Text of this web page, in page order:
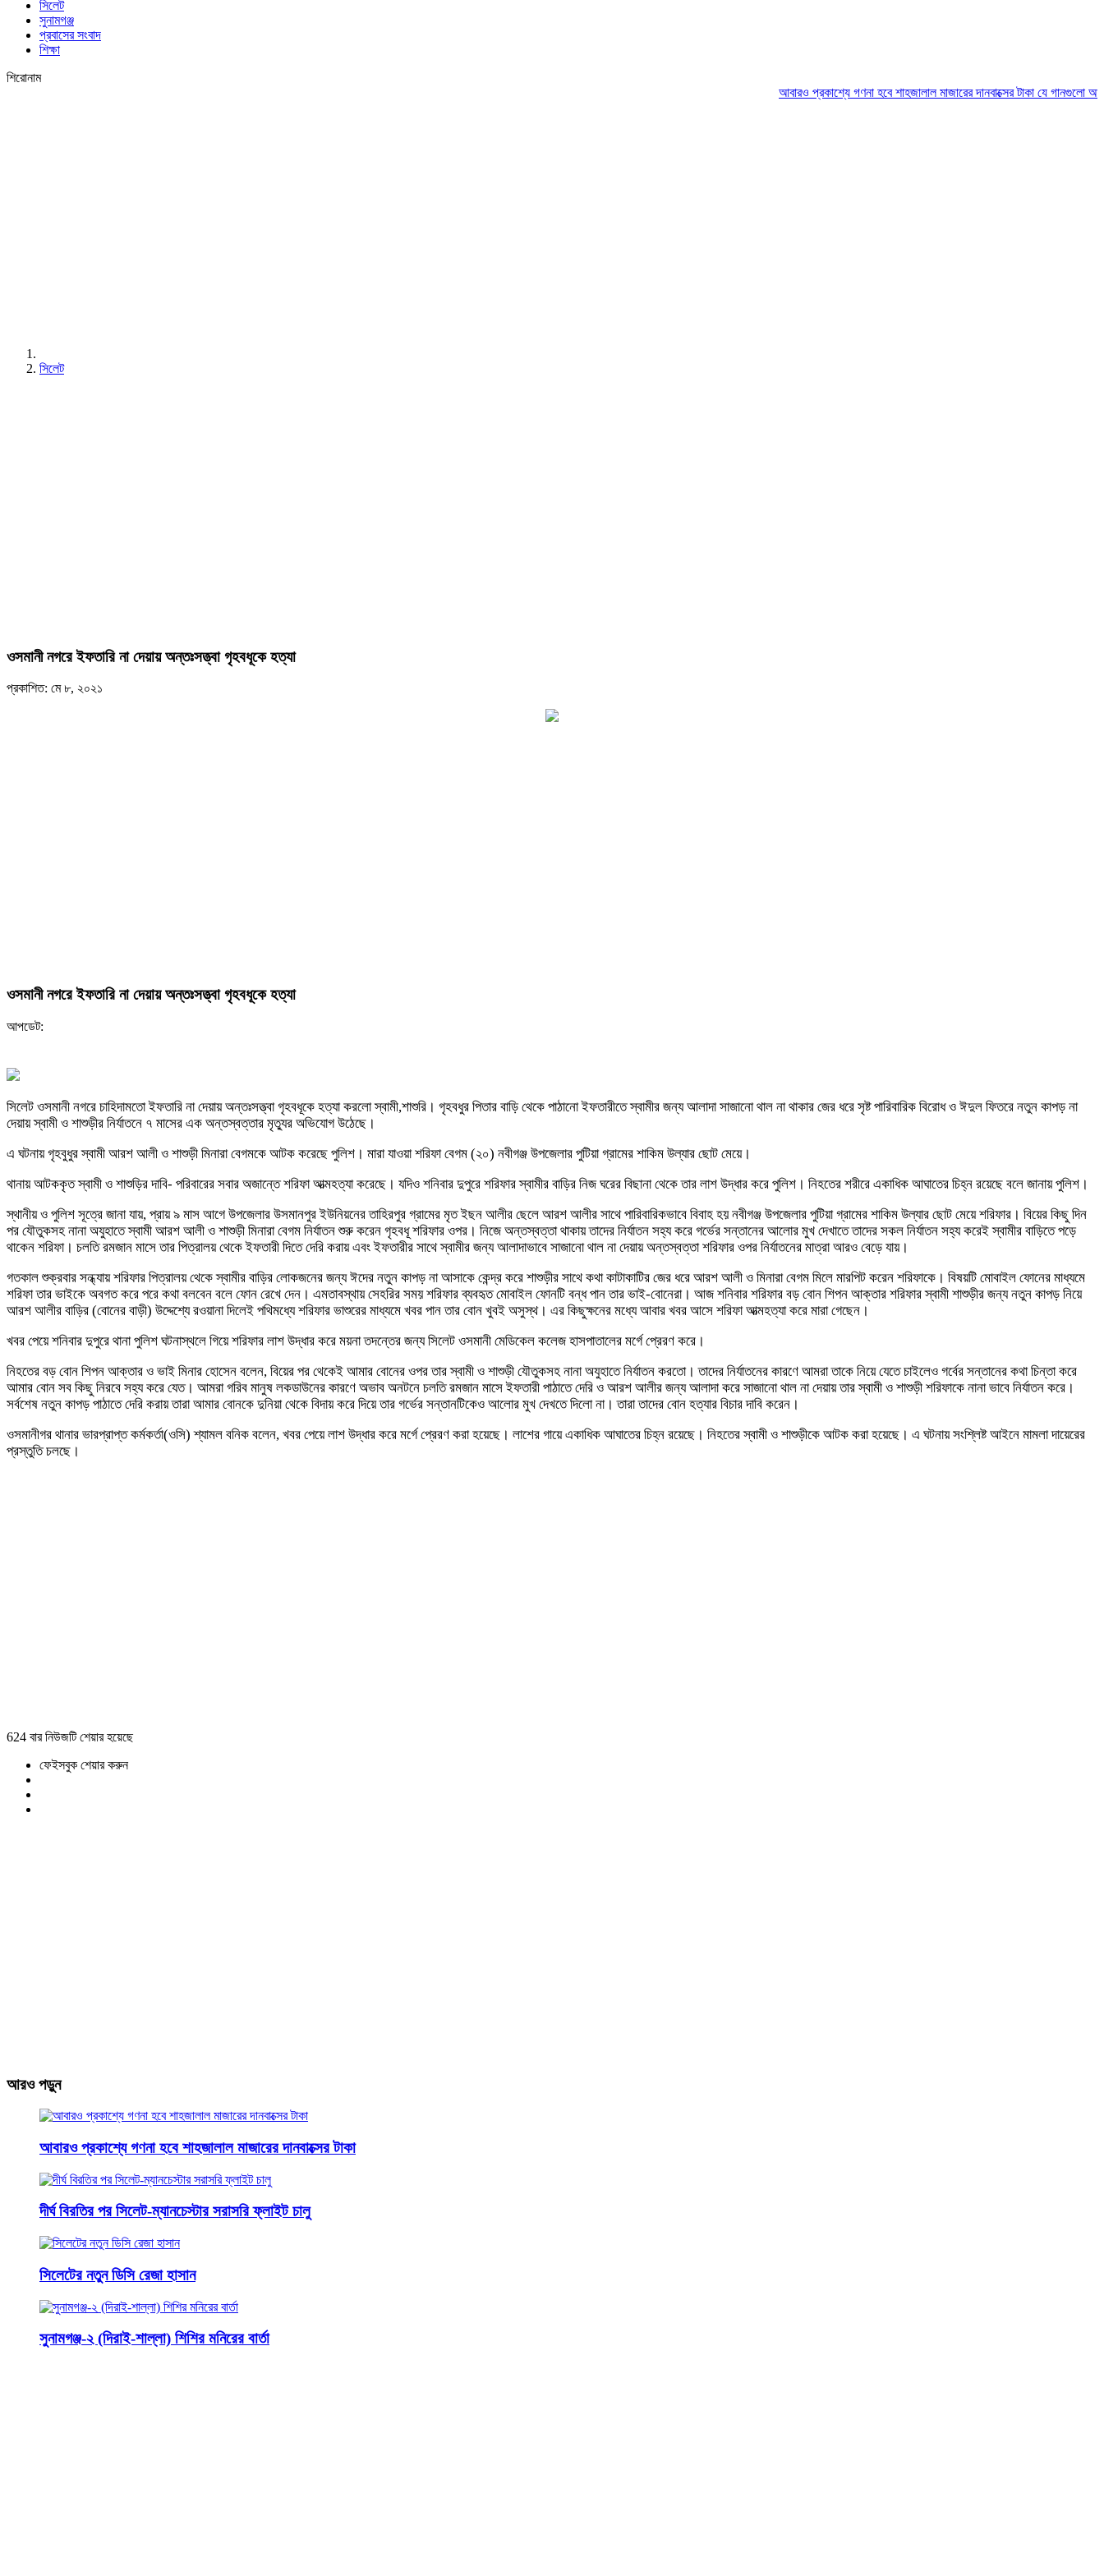
সিলেট
সুনামগঞ্জ
প্রবাসের সংবাদ
শিক্ষা
শিরোনাম
আবারও প্রকাশ্যে গণনা হবে শাহজালাল মাজারের দানবাক্সের টাকাযে গানগুলো আজও ফিরিয়ে
সিলেট
ওসমানী নগরে ইফতারি না দেয়ায় অন্তঃসত্ত্বা গৃহবধূকে হত্যা
প্রকাশিত: মে ৮, ২০২১
ওসমানী নগরে ইফতারি না দেয়ায় অন্তঃসত্ত্বা গৃহবধূকে হত্যা
আপডেট:
সিলেট ওসমানী নগরে চাহিদামতো ইফতারি না দেয়ায় অন্তঃসত্ত্বা গৃহবধূকে হত্যা করলো স্বামী,শাশুরি। গৃহবধুর পিতার বাড়ি থেকে পাঠানো ইফতারীতে স্বামীর জন্য আলাদা সাজানো থাল না থাকার জের ধরে সৃষ্ট পারিবারিক বিরোধ ও ঈদুল ফিতরে নতুন কাপড় না
দেয়ায় স্বামী ও শাশুড়ীর নির্যাতনে ৭ মাসের এক অন্তস্বত্তার মৃত্যুর অভিযোগ উঠেছে।
এ ঘটনায় গৃহবুধুর স্বামী আরশ আলী ও শাশুড়ী মিনারা বেগমকে আটক করেছে পুলিশ। মারা যাওয়া শরিফা বেগম (২০) নবীগঞ্জ উপজেলার পুটিয়া গ্রামের শাকিম উল্যার ছোট মেয়ে।
থানায় আটককৃত স্বামী ও শাশুড়ির দাবি- পরিবারের সবার অজান্তে শরিফা আত্মহত্যা করেছে। যদিও শনিবার দুপুরে শরিফার স্বামীর বাড়ির নিজ ঘরের বিছানা থেকে তার লাশ উদ্ধার করে পুলিশ। নিহতের শরীরে একাধিক আঘাতের চিহ্ন রয়েছে বলে জানায় পুলিশ।
স্থানীয় ও পুলিশ সূত্রে জানা যায়, প্রায় ৯ মাস আগে উপজেলার উসমানপুর ইউনিয়নের তাহিরপুর গ্রামের মৃত ইছন আলীর ছেলে আরশ আলীর সাথে পারিবারিকভাবে বিবাহ হয় নবীগঞ্জ উপজেলার পুটিয়া গ্রামের শাকিম উল্যার ছোট মেয়ে শরিফার। বিয়ের কিছু দিন
পর যৌতুকসহ নানা অযুহাতে স্বামী আরশ আলী ও শাশুড়ী মিনারা বেগম নির্যাতন শুরু করেন গৃহবধূ শরিফার ওপর। নিজে অন্তস্বত্তা থাকায় তাদের নির্যাতন সহ্য করে গর্ভের সন্তানের আলোর মুখ দেখাতে তাদের সকল নির্যাতন সহ্য করেই স্বামীর বাড়িতে পড়ে
থাকেন শরিফা। চলতি রমজান মাসে তার পিত্রালয় থেকে ইফতারী দিতে দেরি করায় এবং ইফতারীর সাথে স্বামীর জন্য আলাদাভাবে সাজানো থাল না দেয়ায় অন্তস্বত্তা শরিফার ওপর নির্যাতনের মাত্রা আরও বেড়ে যায়।
গতকাল শুক্রবার সন্ধ্যায় শরিফার পিত্রালয় থেকে স্বামীর বাড়ির লোকজনের জন্য ঈদের নতুন কাপড় না আসাকে কেন্দ্র করে শাশুড়ীর সাথে কথা কাটাকাটির জের ধরে আরশ আলী ও মিনারা বেগম মিলে মারপিট করেন শরিফাকে। বিষয়টি মোবাইল ফোনের মাধ্যমে
শরিফা তার ভাইকে অবগত করে পরে কথা বলবেন বলে ফোন রেখে দেন। এমতাবস্থায় সেহরির সময় শরিফার ব্যবহৃত মোবাইল ফোনটি বন্ধ পান তার ভাই-বোনেরা। আজ শনিবার শরিফার বড় বোন শিপন আক্তার শরিফার স্বামী শাশুড়ীর জন্য নতুন কাপড় নিয়ে
আরশ আলীর বাড়ির (বোনের বাড়ী) উদ্দেশ্যে রওয়ানা দিলেই পথিমধ্যে শরিফার ভাশুরের মাধ্যমে খবর পান তার বোন খুবই অসুস্থ। এর কিছুক্ষনের মধ্যে আবার খবর আসে শরিফা আত্মহত্যা করে মারা গেছেন।
খবর পেয়ে শনিবার দুপুরে থানা পুলিশ ঘটনাস্থলে গিয়ে শরিফার লাশ উদ্ধার করে ময়না তদন্তের জন্য সিলেট ওসমানী মেডিকেল কলেজ হাসপাতালের মর্গে প্রেরণ করে।
নিহতের বড় বোন শিপন আক্তার ও ভাই মিনার হোসেন বলেন, বিয়ের পর থেকেই আমার বোনের ওপর তার স্বামী ও শাশুড়ী যৌতুকসহ নানা অযুহাতে নির্যাতন করতো। তাদের নির্যাতনের কারণে আমরা তাকে নিয়ে যেতে চাইলেও গর্বের সন্তানের কথা চিন্তা করে
আমার বোন সব কিছু নিরবে সহ্য করে যেত। আমরা গরিব মানুষ লকডাউনের কারণে অভাব অনটনে চলতি রমজান মাসে ইফতারী পাঠাতে দেরি ও আরশ আলীর জন্য আলাদা করে সাজানো থাল না দেয়ায় তার স্বামী ও শাশুড়ী শরিফাকে নানা ভাবে নির্যাতন করে।
সর্বশেষ নতুন কাপড় পাঠাতে দেরি করায় তারা আমার বোনকে দুনিয়া থেকে বিদায় করে দিয়ে তার গর্ভের সন্তানটিকেও আলোর মুখ দেখতে দিলো না। তারা তাদের বোন হত্যার বিচার দাবি করেন।
ওসমানীগর থানার ভারপ্রাপ্ত কর্মকর্তা(ওসি) শ্যামল বনিক বলেন, খবর পেয়ে লাশ উদ্ধার করে মর্গে প্রেরণ করা হয়েছে। লাশের গায়ে একাধিক আঘাতের চিহ্ন রয়েছে। নিহতের স্বামী ও শাশুড়ীকে আটক করা হয়েছে। এ ঘটনায় সংশ্লিষ্ট আইনে মামলা দায়েরের
প্রস্তুতি চলছে।
624 বার নিউজটি শেয়ার হয়েছে
ফেইসবুক শেয়ার করুন
আরও পড়ুন
আবারও প্রকাশ্যে গণনা হবে শাহজালাল মাজারের দানবাক্সের টাকা
দীর্ঘ বিরতির পর সিলেট-ম্যানচেস্টার সরাসরি ফ্লাইট চালু
সিলেটের নতুন ডিসি রেজা হাসান
সুনামগঞ্জ-২ (দিরাই-শাল্লা) শিশির মনিরের বার্তা